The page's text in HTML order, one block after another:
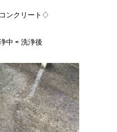
ンクリート♢
中 ⇨ 洗浄後